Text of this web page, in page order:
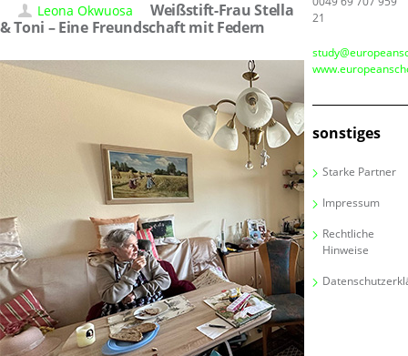
Leona Okwuosa
Weißstift-Frau Stella
& Toni – Eine Freundschaft mit Federn
21
sonstiges
Starke Partner
Impressum
Rechtliche
Hinweise